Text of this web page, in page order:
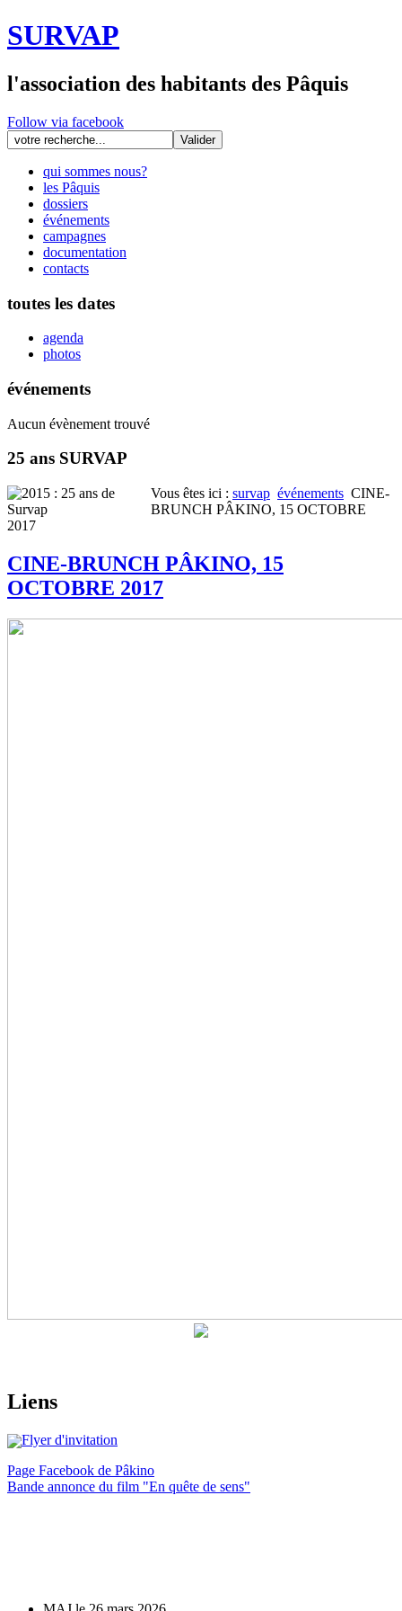
SURVAP
l'association des habitants des Pâquis
Follow via facebook
qui sommes nous?
les Pâquis
dossiers
événements
campagnes
documentation
contacts
toutes les dates
agenda
photos
événements
Aucun évènement trouvé
25 ans SURVAP
Vous êtes ici : survap événements CINE-
BRUNCH PÂKINO, 15 OCTOBRE
2017
CINE-BRUNCH PÂKINO, 15
OCTOBRE 2017
Liens
Flyer d'invitation
Page Facebook de Pâkino
Bande annonce du film "En quête de sens"